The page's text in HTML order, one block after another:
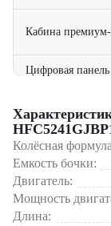
Кабина премиум-
Цифровая панель
Строительство
Возведение
Скоростные
В ассортименте
Колёсная
Емкость бочки:
Двигатель:
Мощность
Длина: